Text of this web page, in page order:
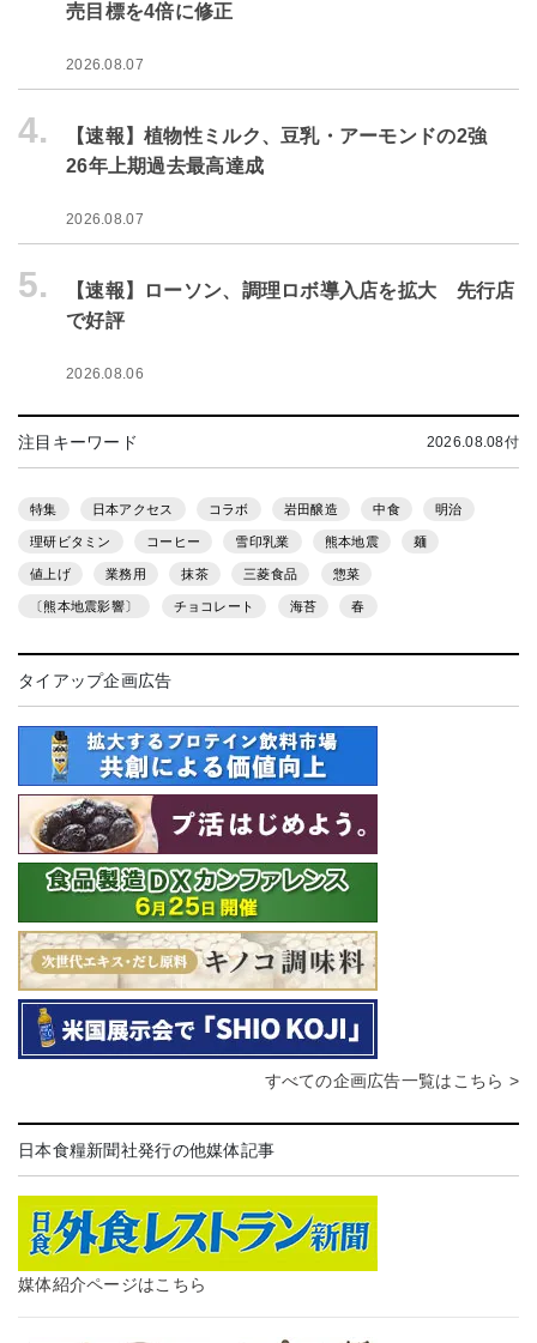
売目標を4倍に修正
2026.08.07
4.
【速報】植物性ミルク、豆乳・アーモンドの2強
26年上期過去最高達成
2026.08.07
5.
【速報】ローソン、調理ロボ導入店を拡大 先行店
で好評
2026.08.06
注目キーワード 2026.08.08付
特集 日本アクセス コラボ 岩田醸造 中食 明治
理研ビタミン コーヒー 雪印乳業 熊本地震 麺
値上げ 業務用 抹茶 三菱食品 惣菜
〔熊本地震影響〕 チョコレート 海苔 春
タイアップ企画広告
すべての企画広告一覧はこちら >
日本食糧新聞社発行の他媒体記事
媒体紹介ページはこちら